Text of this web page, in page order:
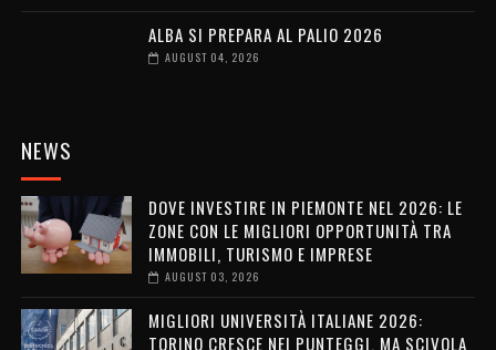
ALBA SI PREPARA AL PALIO 2026
AUGUST 04, 2026
NEWS
DOVE INVESTIRE IN PIEMONTE NEL 2026: LE
ZONE CON LE MIGLIORI OPPORTUNITÀ TRA
IMMOBILI, TURISMO E IMPRESE
AUGUST 03, 2026
MIGLIORI UNIVERSITÀ ITALIANE 2026:
TORINO CRESCE NEI PUNTEGGI, MA SCIVOLA